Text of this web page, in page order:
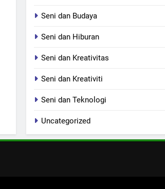
Seni dan Budaya
Seni dan Hiburan
Seni dan Kreativitas
Seni dan Kreativiti
Seni dan Teknologi
Uncategorized